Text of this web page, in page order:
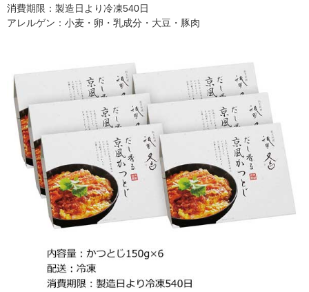
消費期限：製造日より冷凍540日
アレルゲン：小麦・卵・乳成分・大豆・豚肉